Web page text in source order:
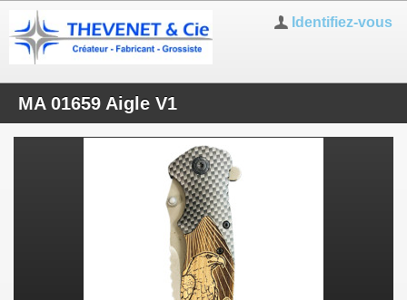
Identifiez-vous
MA 01659 Aigle V1